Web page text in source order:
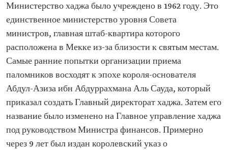
Министерство хаджа было учреждено в 1962 году. Это
единственное министерство уровня Совета
министров, главная штаб-квартира которого
расположена в Мекке из-за близости к святым местам.
Самые ранние попытки организации приема
паломников восходят к эпохе короля-основателя
Абдул-Азиза ибн Абдуррахмана Аль Сауда, который
приказал создать Главный директорат хаджа. Затем его
название было изменено на Главное управление хаджа
под руководством Министра финансов. Примерно
через 9 лет был издан королевский указ о